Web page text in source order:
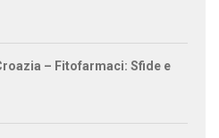
– Fitofarmaci: Sfide e